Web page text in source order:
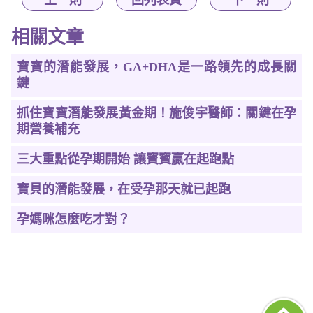
相關文章
寶寶的潛能發展，GA+DHA是一路領先的成長關
鍵
抓住寶寶潛能發展黃金期！施俊宇醫師：關鍵在孕
期營養補充
三大重點從孕期開始 讓寳寳贏在起跑點
寶貝的潛能發展，在受孕那天就已起跑
孕媽咪怎麼吃才對？